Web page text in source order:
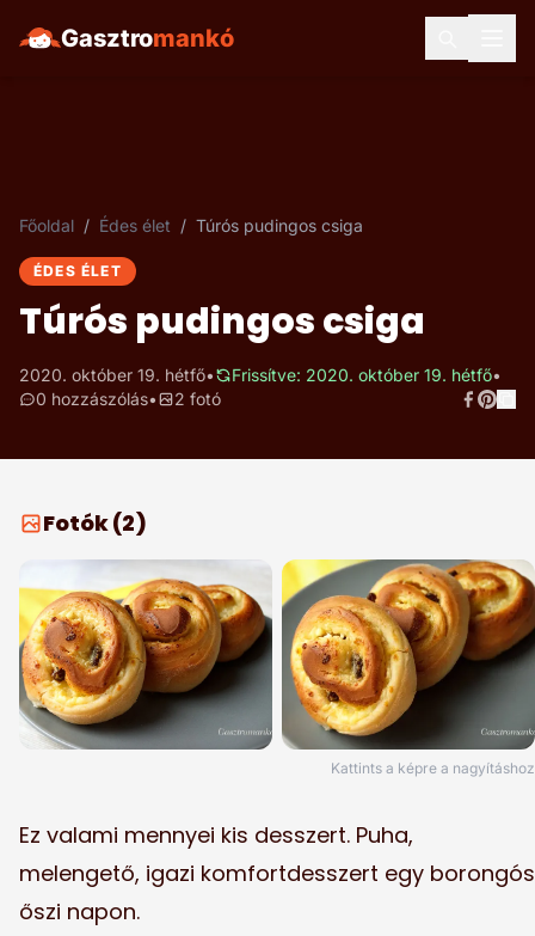
Gasztromankó
Főoldal / Édes élet / Túrós pudingos csiga
ÉDES ÉLET
Túrós pudingos csiga
2020. október 19. hétfő• Frissítve: 2020. október 19. hétfő•
0 hozzászólás• 2 fotó
Fotók (2)
Kattints a képre a nagyításhoz
Ez valami mennyei kis desszert. Puha,
melengető, igazi komfortdesszert egy borongós
őszi napon.